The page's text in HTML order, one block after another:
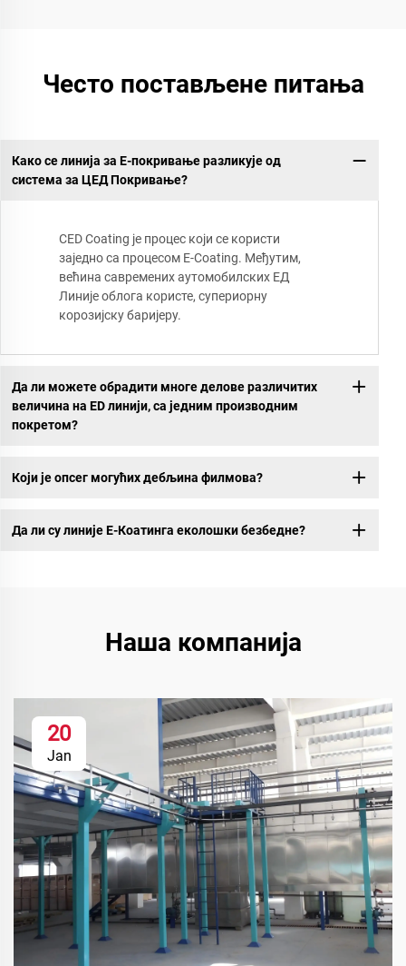
Често постављене питања
Како се линија за Е-покривање разликује од
система за ЦЕД Покривање?
CED Coating је процес који се користи
заједно са процесом E-Coating. Међутим,
већина савремених аутомобилских ЕД
Линије облога користе, супериорну
корозијску баријеру.
Да ли можете обрадити многе делове различитих
величина на ED линији, са једним производним
покретом?
Који је опсег могућих дебљина филмова?
Да ли су линије Е-Коатинга еколошки безбедне?
Наша компанија
20
Jan